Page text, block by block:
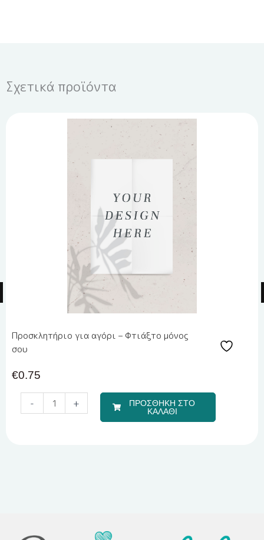
Σχετικά προϊόντα
Προσκλητήριο για αγόρι – Φτιάξτο μόνος
σου
€0.75
-
Boy
+
ΠΡΟΣΘΗΚΗ ΣΤΟ
ΚΑΛΑΘΙ